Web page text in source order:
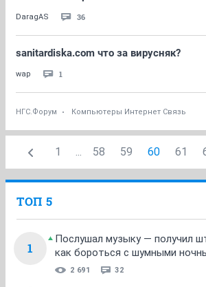
DaragAS 36
sanitardiska.com что за вирусняк?
wap 1
НГС.Форум Компьютеры Интернет Связь
1 ... 58 59 60 61
ТОП 5
1
Послушал музыку — получил
как бороться с шумными
2 691 32